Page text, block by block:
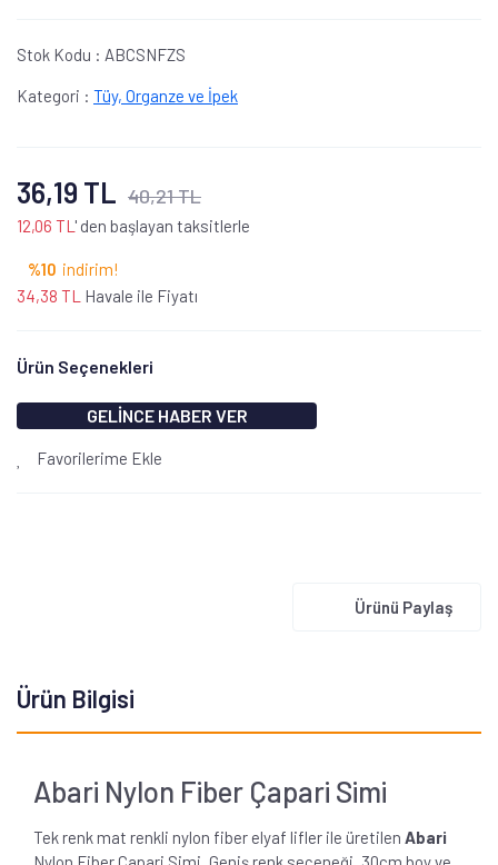
Stok Kodu : ABCSNFZS
Kategori : Tüy, Organze ve İpek
36,19 TL 40,21 TL
12,06 TL ' den başlayan taksitlerle
%10 indirim!
34,38 TL
Havale ile Fiyatı
Ürün Seçenekleri
GELİNCE HABER VER
Favorilerime Ekle
Ürünü Paylaş
Ürün Bilgisi
Abari Nylon Fiber Çapari Simi
Tek renk mat renkli nylon fiber elyaf lifler ile üretilen Abari